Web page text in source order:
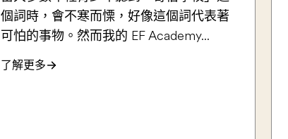
個詞時，會不寒而慄，好像這個詞代表著
可怕的事物。然而我的 EF Academy...
了解更多